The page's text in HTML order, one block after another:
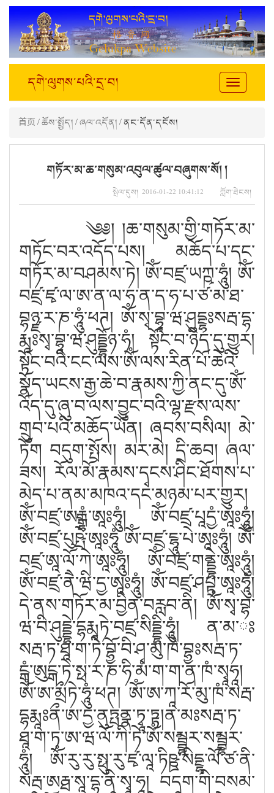
Toggle
navigation
དགེ་ལུགས་པའི་དྲ་བ།
首页/ཆོས་སྤྱོད།/ཞལ་འདོན།/ ནང་དོན་དངོས།
གཏོར་མ་ཆ་གསུམ་འབུལ་ཚུལ་བཞུགས་སོ། །
སྤེལ་དུས། 2016-01-22 10:41:12 ཀློག་ཐེངས།
༄༅། །ཆ་གསུམ་གྱི་གཏོར་མ་
གཏོང་བར་འདོད་པས། མཆོད་པ་དང་
གཏོར་མ་བཤམས་ཏེ། ཨོཾ་བཛྲ་ཡཀྵ་ཧཱུཾ། ཨོཾ་
བཛྲ་ཛྭ་ལ་ཨ་ན་ལ་ཧ་ན་ད་ཧ་པ་ཙ་མ་ཐ་
བྷཉྫ་ར་ཎ་ཧཱུཾ་ཕཊ། ཨོཾ་སྭ་བྷཱ་ཝ་ཤུདྔྷཿསརྦ་དྷ་
རྨཱཿསྭ་བྷཱ་ཝ་ཤུདྡྷོཉ་ཧཾ། སྟོང་བ་ཉིད་དུ་གྱུར།
སྟོང་བའི་ངང་ལས་ཨོཾ་ལས་རིན་པོ་ཆེའི་
སྣོད་ཡངས་རྒྱ་ཆེ་བ་རྣམས་ཀྱི་ནང་དུ་ཨོཾ་
འོད་དུ་ཞུ་བ་ལས་བྱུང་བའི་ལྷ་རྫས་ལས་
གྲུབ་པའི་མཆོད་ཡོན། ཞབས་བསིལ། མེ་
ཏོག བདུག་སྤོས། མར་མེ། དྲི་ཆབ། ཞལ་
ཟས། རོལ་མོ་རྣམས་དྭངས་ཤིང་ཐོགས་པ་
མེད་པ་ནམ་མཁའ་དང་མཉམ་པར་གྱུར།
ཨོཾ་བཛྲ་ཨརྒྷཾ་ཨཱཿཧཱུཾ། ཨོཾ་བཛྲ་པཱདྱཾ་ཨཱཿཧཱུཾ།
ཨོཾ་བཛྲ་པུཥྤེ་ཨཱཿཧཱུཾ ཨོཾ་བཛྲ་ངྷཱུ་པེ་ཨཱཿཧཱུཾ། ཨོཾ་
བཛྲ་ཨཱ་ལོ་ཀེ་ཨཱཿཧཱུཾ། ཨོཾ་བཛྲ་གནྡྷེ་ཨཱཿཧཱུཾ།
ཨོཾ་བཛྲ་ནཻ་ཝི་དྱ་ཨཱཿཧཱུཾ། ཨོཾ་བཛྲ་ཤཔྟ་ཨཱཿཧཱུཾ།
དེ་ནས་གཏོར་མ་བྱིན་བརླབ་ནི། ཨོཾ་སྭ་བྷ་
ཝ་བི་ཤུདྡྷེ་དྷརྨཱཏེ་བཛྲ་སིདྡྷི་ཧཱུཾ། ན་མ་ཿ
སརྦ་ཏ་ཐཱ་ག་ཏེ་བྷྱོ་བི་ཤྭ་མུ་ཁེ་བྷྱཿསརྦ་ཏ་
ངྒཾ་ཨུངྒ་ཏེ་སྥ་ར་ཎ་ཧི་མཾ་ག་ག་ན་ཁཾ་སྭཱཧཱ།
ཨོཾ་ཨ་མྲྀཏེ་ཧཱུཾ་ཕཊ། ཨོཾ་ཨ་ཀཱ་རོ་མུ་ཁཾ་སརྦ་
དྷརྨཱཿནྀ་ཨ་དྱ་ནུཏྤནྣ་ཏྭཱ་ཏྟ།ན་མཿསརྦ་ཏ་
ཐཱ་ག་ཏ་ཨ་ཝ་ལོ་ཀི་ཏེ་ཨོཾ་སམྦྷར་སམྦྷར་
ཧཱུཾ། ཨོཾ་རུ་རུ་སྥུ་རུ་ཛྭ་ལཱ་ཏིཥྛ་སིདྔྷ་ལོ་ཙ་ནི་
སརྦ་ཨརྠ་སཱ་དྷ་ནི་སྭཱ་ཧཱ། བདག་གི་བསམ་